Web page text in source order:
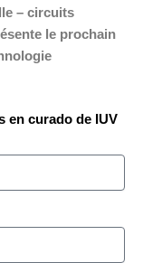
– circuits
le prochain
en curado de IUV